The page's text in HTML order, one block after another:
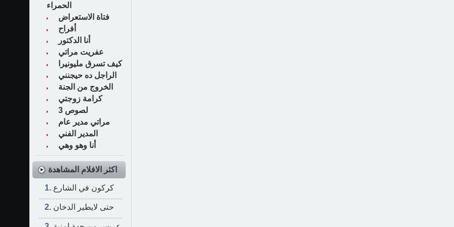
الحمراء
فتاة الاستعراض
أفراح
أنا الدكتور
عفريت مراتي
كيف تسرق مليونيرا
الراجل ده حيجنني
الخروج من الجنة
كرامة زوجتي
3 لصوص
مراتي مدير عام
المدير الفني
أنا وهو وهي
اكثر الافلام المشاهدة
كركون في الشارع
حتى لايطير الدخان